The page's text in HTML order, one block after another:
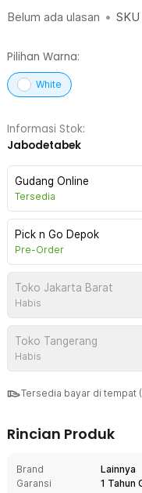
Belum ada ulasan • SKU
Pilihan Warna:
White
Informasi Stok:
Jabodetabek
Gudang Online
Tersedia
Pick n Go Depok
Pre-Order
Toko Jakarta Barat
Habis
Toko Tangerang
Habis
Tersedia bayar di tempat
Rincian Produk
Brand
Lainnya
Garansi
1 Tahun